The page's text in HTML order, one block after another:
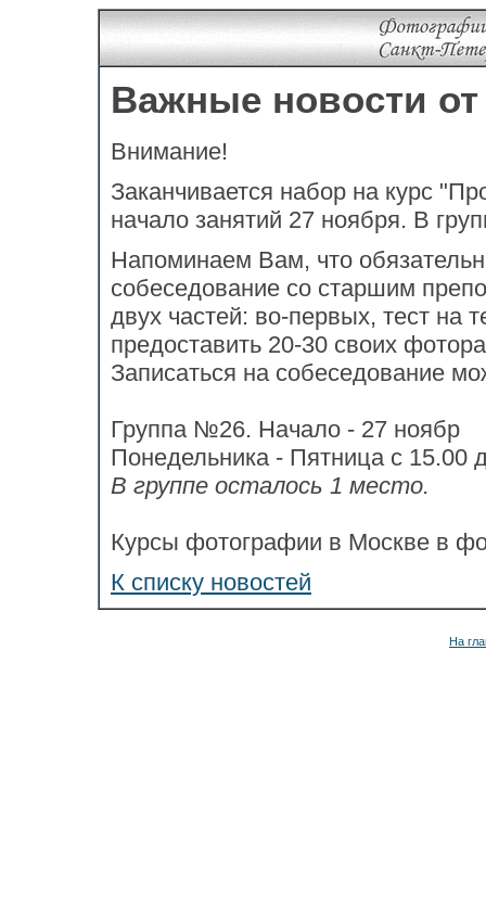
Важные новости
Внимание!
Заканчивается набор на курс
начало занятий 27 ноября. В
Напоминаем Вам, что
собеседование со старшим
двух частей: во-первых, тест на
предоставить 20-30 своих
Записаться на собеседование
Группа №26. Начало - 27 ноябр
Понедельника - Пятница с 15.00
В группе осталось 1 место.
Курсы фотографии в Москве в
К списку новостей
На